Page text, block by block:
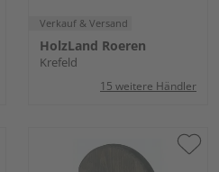
Verkauf & Versand
HolzLand Roeren
Krefeld
15 weitere Händler